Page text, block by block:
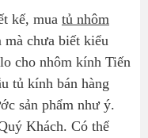
kế, mua tủ nhôm
mà chưa biết kiểu
cho nhôm kính Tiến
tủ kính bán hàng
sản phẩm như ý.
Khách. Có thể